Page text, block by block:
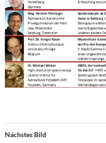
Nächstes Bild